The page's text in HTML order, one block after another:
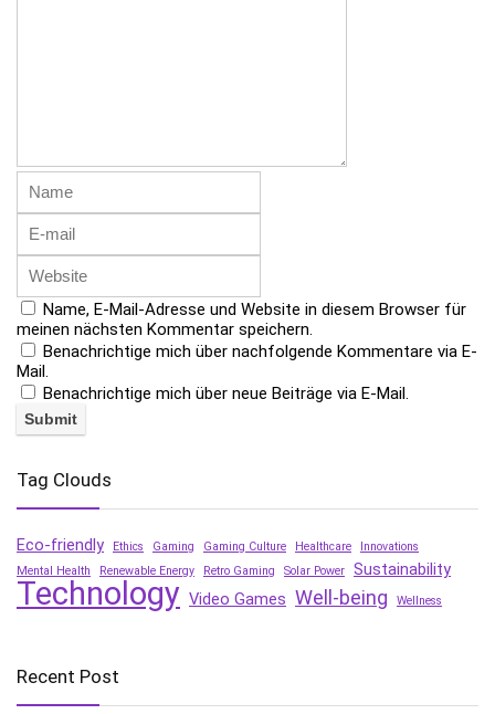
Name, E-Mail-Adresse und Website in diesem Browser für
meinen nächsten Kommentar speichern.
Benachrichtige mich über nachfolgende Kommentare via E-
Mail.
Benachrichtige mich über neue Beiträge via E-Mail.
Tag Clouds
Eco-friendly Ethics Gaming Gaming Culture Healthcare
Innovations
Mental Health
Renewable Energy Retro Gaming Solar Power Sustainability
Technology Video Games Well-being Wellness
Recent Post